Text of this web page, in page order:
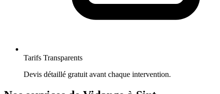
Tarifs Transparents
Devis détaillé gratuit avant chaque intervention.